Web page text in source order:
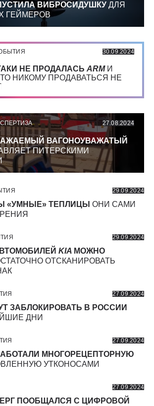
ВИБРОСИДУШКУ ДЛЯ
ГЕЙМЕРОВ
30.09.2024
НЕ ПРОДАЛАСЬ ARMИ
НИКОМУ ПРОДАВАТЬСЯ НЕ
27.08.2024
ВАГОНОУВАЖАТЫЙ
ПИТЕРСКИМИ
29.09.2024
«УМНЫЕ» ТЕПЛИЦЫ ОНИ САМИ
29.09.2024
KIA МОЖНО
ОТСКАНИРОВАТЬ
27.09.2024
ЗАБЛОКИРОВАТЬ В РОССИИ
ДНИ
27.09.2024
МНОГОРЕЦЕПТОРНУЮ
УТКОНОСАМИ
27.09.2024
ПООБЩАЛСЯ С ЦИФРОВОЙ